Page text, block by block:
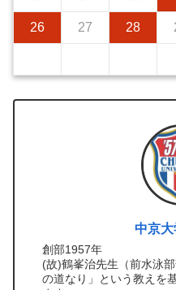
26 27 28
中京
創部1957年
(故)鶴峯治先生（前水泳
の道なり」という教えを